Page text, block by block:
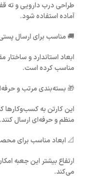
طراحی درب دارویی و ته
آماده استفاده شود.
🚚 مناسب برای ارسال
ابعاد استاندارد و ساختار
مناسب کرده است.
🎁 بسته‌بندی مرتب و
این کارتن به
منظم و حرفه‌ای ارسال کنند.
📐 ابعاد مناسب برای
ارتفاع بیشتر این جعبه
می‌کند.